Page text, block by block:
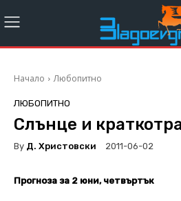
Начало Любопитно
ЛЮБОПИТНО
Слънце и
By Д. Христовски 2011-06-02
Прогноза за 2 юни, четвъртък